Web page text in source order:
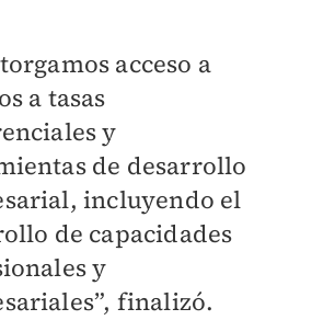
acceso a
a tasas
y
de desarrollo
incluyendo el
de capacidades
y
finalizó.